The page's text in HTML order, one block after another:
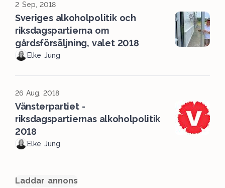
2 Sep, 2018
Sveriges alkoholpolitik och
riksdagspartierna om
gårdsförsäljning, valet 2018
Elke Jung
26 Aug, 2018
Vänsterpartiet -
riksdagspartiernas alkoholpolitik
2018
Elke Jung
Laddar annons